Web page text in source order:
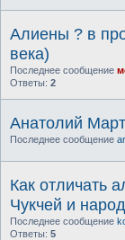
Алиены ? в
века)
Последнее сообщение
Ответы: 2
Анатолий
Последнее сообщение
Как отличать
Чукчей и
Последнее сообщение
Ответы: 5